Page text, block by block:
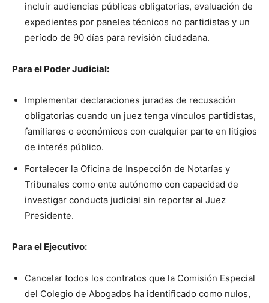
incluir audiencias públicas obligatorias, evaluación de
expedientes por paneles técnicos no partidistas y un
período de 90 días para revisión ciudadana.
Para el Poder Judicial:
Implementar declaraciones juradas de recusación
obligatorias cuando un juez tenga vínculos partidistas,
familiares o económicos con cualquier parte en litigios
de interés público.
Fortalecer la Oficina de Inspección de Notarías y
Tribunales como ente autónomo con capacidad de
investigar conducta judicial sin reportar al Juez
Presidente.
Para el Ejecutivo:
Cancelar todos los contratos que la Comisión Especial
del Colegio de Abogados ha identificado como nulos,